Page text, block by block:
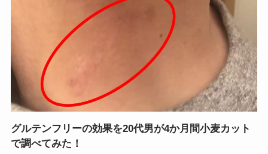
グルテンフリーの効果を20代男が4か月間小麦カット
で調べてみた！